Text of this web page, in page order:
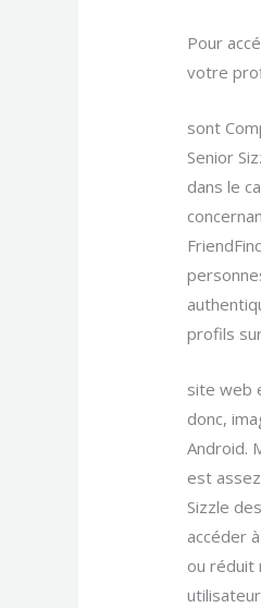
Pour
votre
sont
Senior
dans le
profils
site web
donc,
Android.
est
Sizzle
accéder
ou réduit